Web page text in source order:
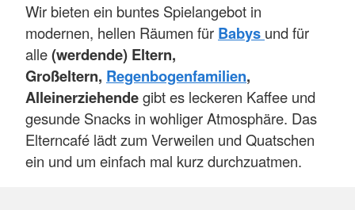
Wir bieten ein buntes Spielangebot in
modernen, hellen Räumen für Babys und für
alle(werdende) Eltern,
Großeltern, Regenbogenfamilien,
Alleinerziehendegibt es leckeren Kaffee und
gesunde Snacks in wohliger Atmosphäre. Das
Elterncafé lädt zum Verweilen und Quatschen
ein und um einfach mal kurz durchzuatmen.